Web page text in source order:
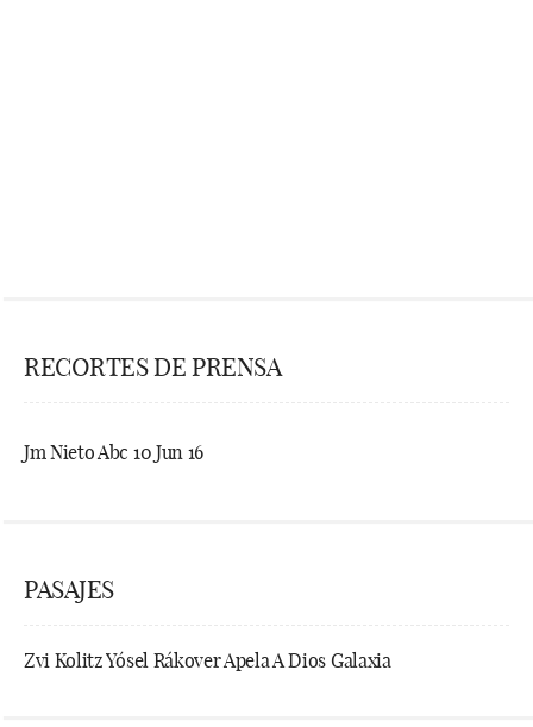
RECORTES DE PRENSA
Jm Nieto Abc 10 Jun 16
PASAJES
Zvi Kolitz Yósel Rákover Apela A Dios Galaxia